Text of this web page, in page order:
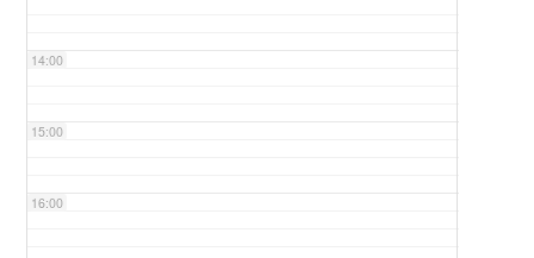
14:00
15:00
16:00